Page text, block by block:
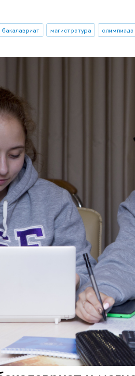
бакалавриат магистратура